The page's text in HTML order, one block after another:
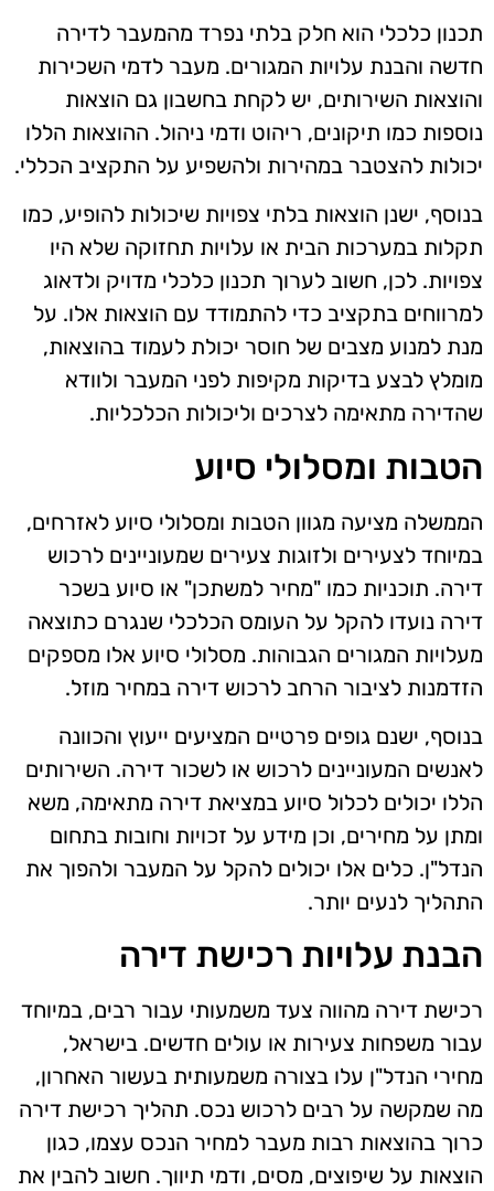
תכנון כלכלי הוא חלק בלתי נפרד מהמעבר לדירה
חדשה והבנת עלויות המגורים. מעבר לדמי השכירות
והוצאות השירותים, יש לקחת בחשבון גם הוצאות
נוספות כמו תיקונים, ריהוט ודמי ניהול. ההוצאות הללו
יכולות להצטבר במהירות ולהשפיע על התקציב הכללי.
בנוסף, ישנן הוצאות בלתי צפויות שיכולות להופיע, כמו
תקלות במערכות הבית או עלויות תחזוקה שלא היו
צפויות. לכן, חשוב לערוך תכנון כלכלי מדויק ולדאוג
למרווחים בתקציב כדי להתמודד עם הוצאות אלו. על
מנת למנוע מצבים של חוסר יכולת לעמוד בהוצאות,
מומלץ לבצע בדיקות מקיפות לפני המעבר ולוודא
שהדירה מתאימה לצרכים וליכולות הכלכליות.
הטבות ומסלולי סיוע
הממשלה מציעה מגוון הטבות ומסלולי סיוע לאזרחים,
במיוחד לצעירים ולזוגות צעירים שמעוניינים לרכוש
דירה. תוכניות כמו "מחיר למשתכן" או סיוע בשכר
דירה נועדו להקל על העומס הכלכלי שנגרם כתוצאה
מעלויות המגורים הגבוהות. מסלולי סיוע אלו מספקים
הזדמנות לציבור הרחב לרכוש דירה במחיר מוזל.
בנוסף, ישנם גופים פרטיים המציעים ייעוץ והכוונה
לאנשים המעוניינים לרכוש או לשכור דירה. השירותים
הללו יכולים לכלול סיוע במציאת דירה מתאימה, משא
ומתן על מחירים, וכן מידע על זכויות וחובות בתחום
הנדל"ן. כלים אלו יכולים להקל על המעבר ולהפוך את
התהליך לנעים יותר.
הבנת עלויות רכישת דירה
רכישת דירה מהווה צעד משמעותי עבור רבים, במיוחד
עבור משפחות צעירות או עולים חדשים. בישראל,
מחירי הנדל"ן עלו בצורה משמעותית בעשור האחרון,
מה שמקשה על רבים לרכוש נכס. תהליך רכישת דירה
כרוך בהוצאות רבות מעבר למחיר הנכס עצמו, כגון
הוצאות על שיפוצים, מסים, ודמי תיווך. חשוב להבין את